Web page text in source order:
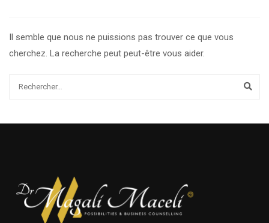
Il semble que nous ne puissions pas trouver ce que vous
cherchez. La recherche peut peut-être vous aider.